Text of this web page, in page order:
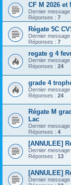
CF M 2026 et
Dernier
Réponses : 7
Régate 5C
Dernier
Réponses : 7
regate g 4
Dernier
Réponses : 24
grade 4
Dernier
Réponses : 24
Régate M
Lac
Dernier
Réponses : 4
[ANNULEE]
Dernier
Réponses : 13
[ANNULEE]
Dernier